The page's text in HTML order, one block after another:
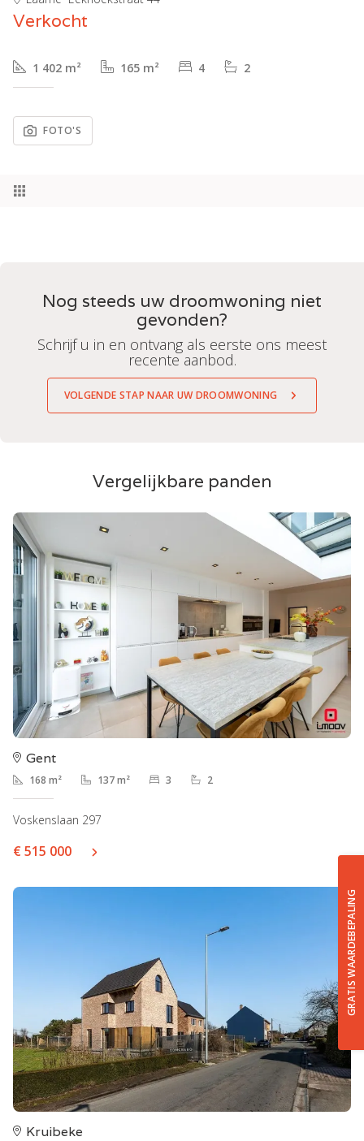
GRATIS WAARDEBEPALING
Verkocht
1 402 m² 165 m² 4 2
FOTO'S
Nog steeds uw droomwoning niet
gevonden?
Schrijf u in en ontvang als eerste ons meest
recente aanbod.
VOLGENDE STAP NAAR UW DROOMWONING
Vergelijkbare panden
Gent
168 m² 137 m² 3 2
Voskenslaan 297
€ 515 000
Kruibeke